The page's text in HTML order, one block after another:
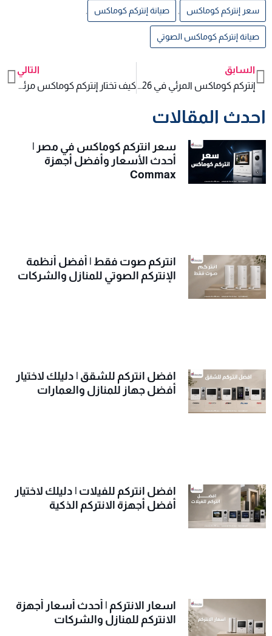
سعر إنتركم كوماكس صيانة إنتركم كوماكس
صيانة إنتركم كوماكس الصوتي
Prev
السابق
إنتركم كوماكس المرئي في 2026 بأسعار تبدأ من 5250 جنيه فقط
التالي
كيف تختار إنتركم كوماكس مرئي مزود بكارت ذاكرة؟ دليل الشراء لعام 2026
احدث المقالات
سعر انتركم كوماكس في مصر |
أحدث الأسعار وأفضل أجهزة
Commax
انتركم صوت فقط | أفضل أنظمة
الإنتركم الصوتي للمنازل والشركات
افضل انتركم للشقق | دليلك لاختيار
أفضل جهاز للمنازل والعمارات
افضل انتركم للفيلات | دليلك لاختيار
أفضل أجهزة الانتركم الذكية
اسعار الانتركم | أحدث أسعار أجهزة
الانتركم للمنازل والشركات